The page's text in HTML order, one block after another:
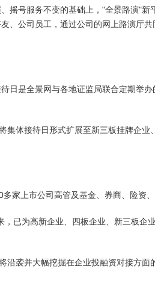
摇号服务不变的基础上，"全景路演"
、公司员工，通过公司的网上路演厅共
待日是全景网与各地证监局联合定期举
集体接待日形式扩展至新三板挂牌企业
家上市公司高管及基金、券商、险资
，已为高新企业、四板企业、新三板企
沿袭并大幅挖掘在企业投融资对接方面